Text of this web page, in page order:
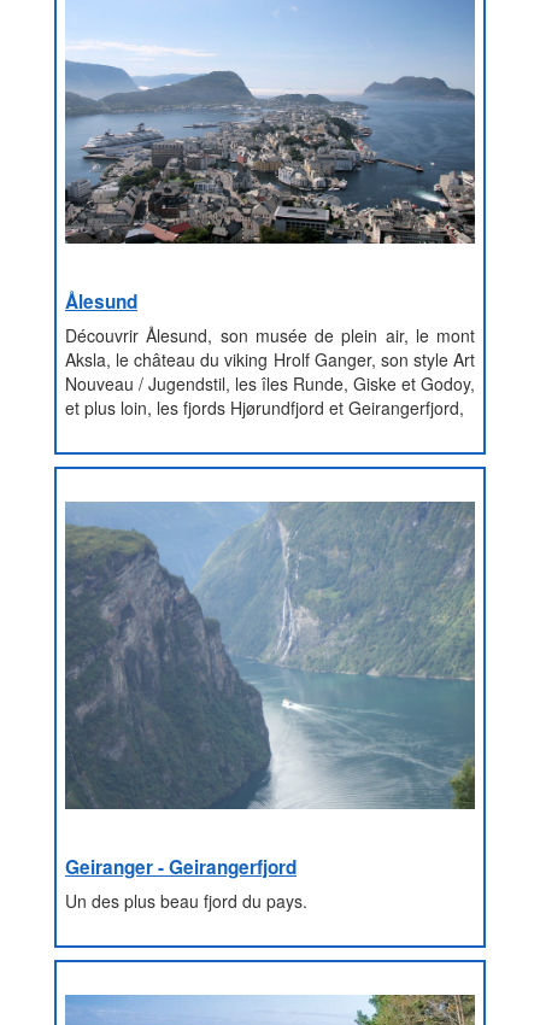
Ålesund
Découvrir Ålesund, son musée de plein air, le mont
Aksla, le château du viking Hrolf Ganger, son style Art
Nouveau / Jugendstil, les îles Runde, Giske et Godoy,
et plus loin, les fjords Hjørundfjord et Geirangerfjord,
Geiranger - Geirangerfjord
Un des plus beau fjord du pays.